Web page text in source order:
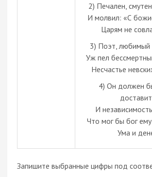
2) Печален,
И молвил: «С
Царям не
3) Поэт, любимый
Уж пел
Несчастье
4) Он должен
И
Что мог бы бог
Ума и
Запишите выбранные цифры под